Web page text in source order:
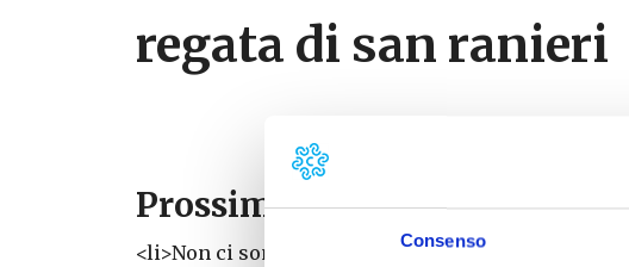
Consenso
regata di san ranieri
Prossimi eventi
<li>Non ci sono eventi con questo tag</li>